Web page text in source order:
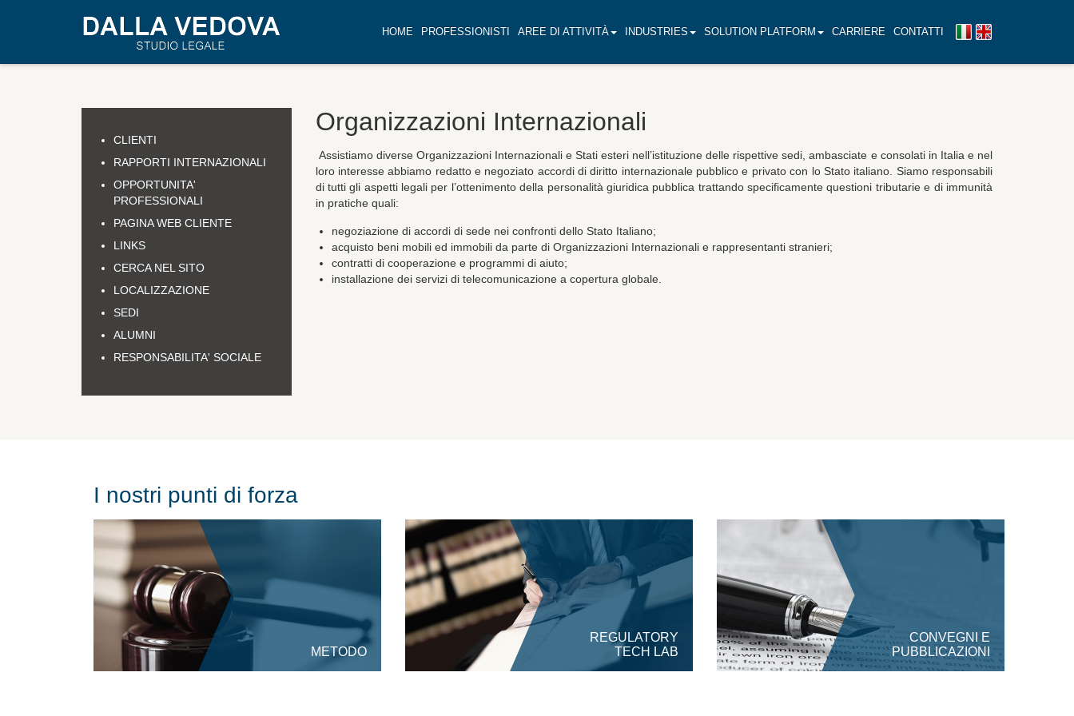
Versione
HOME PROFESSIONISTI AREE DI ATTIVITÀ INDUSTRIES SOLUTION PLATFORM CARRIERE CONTATTI
Organizzazioni Internazionali
Assistiamo diverse Organizzazioni Internazionali e Stati esteri nell’istituzione delle rispettive sedi, ambasciate e consolati in Italia e nel
loro interesse abbiamo redatto e negoziato accordi di diritto internazionale pubblico e privato con lo Stato italiano. Siamo responsabili
di tutti gli aspetti legali per l’ottenimento della personalità giuridica pubblica trattando specificamente questioni tributarie e di immunità
in pratiche quali:
negoziazione di accordi di sede nei confronti dello Stato Italiano;
acquisto beni mobili ed immobili da parte di Organizzazioni Internazionali e rappresentanti stranieri;
contratti di cooperazione e programmi di aiuto;
installazione dei servizi di telecomunicazione a copertura globale.
CLIENTI
RAPPORTI INTERNAZIONALI
OPPORTUNITA'
PROFESSIONALI
PAGINA WEB CLIENTE
LINKS
CERCA NEL SITO
LOCALIZZAZIONE
SEDI
ALUMNI
RESPONSABILITA' SOCIALE
I nostri punti di forza
METODO
REGULATORY
TECH LAB
CONVEGNI E
PUBBLICAZIONI